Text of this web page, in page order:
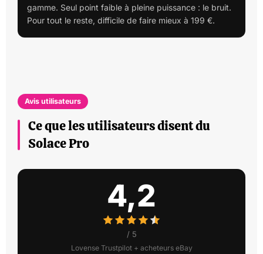
gamme. Seul point faible à pleine puissance : le bruit.
Pour tout le reste, difficile de faire mieux à 199 €.
Avis utilisateurs
Ce que les utilisateurs disent du
Solace Pro
4,2
/ 5
Lovense Trustpilot + acheteurs eBay